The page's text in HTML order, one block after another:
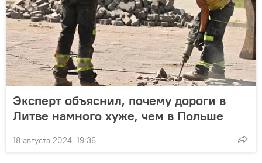
Эксперт объяснил, почему дороги в
Литве намного хуже, чем в Польше
18 августа 2024, 19:36